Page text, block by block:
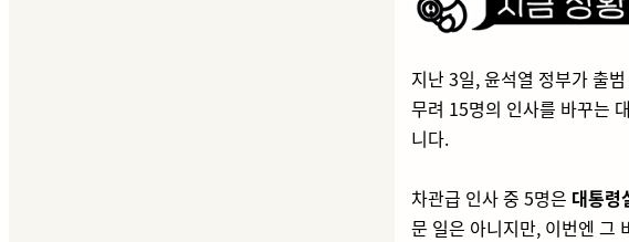
지난 3일, 윤석열 정부가 출범
무려 15명의 인사를 바꾸는
니다.
차관급 인사 중 5명은 대통령
문 일은 아니지만, 이번엔 그